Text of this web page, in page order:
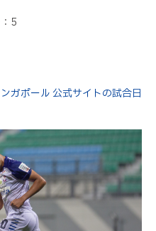
5
ガポール 公式サイトの試合日